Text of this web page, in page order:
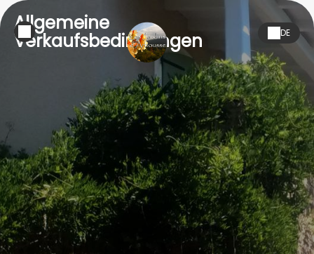
DE
Allgemeine
Verkaufsbedingungen